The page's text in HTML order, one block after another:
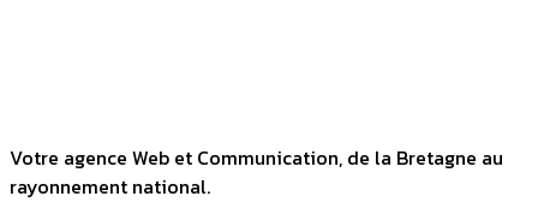
Votre agence Web et Communication, de la Bretagne au
rayonnement national.